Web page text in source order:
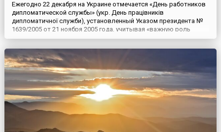
Ежегодно 22 декабря на Украине отмечается «День работников
дипломатической службы» (укр. День працівників
дипломатичної служби), установленный Указом президента №
1639/2005 от 21 ноября 2005 года, учитывая «важную роль
работников дипломатической службы Украина в поддержании
членами международного сообщества, обеспечении при этом
национальных интер...